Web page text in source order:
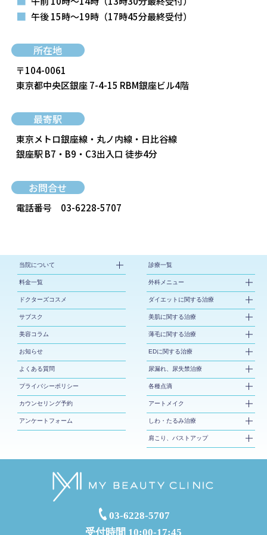
■ 午後 15時～19時 （17時45分最終受付）
所在地
〒104-0061
東京都中央区銀座 7-4-15 RBM銀座ビル4階
最寄駅
東京メトロ銀座線・丸ノ内線・日比谷線
銀座駅 B7・B9・C3出入口 徒歩4分
お問合せ
電話番号 03-6228-5707
当院について
料金一覧
ドクターズコスメ
サブスク
美容コラム
お知らせ
よくある質問
プライバシーポリシー
カウンセリング予約
アンケートフォーム
診療一覧
外科メニュー
ダイエットに関する治療
美肌に関する治療
薄毛に関する治療
EDに関する治療
尿漏れ、尿失禁治療
各種点滴
アートメイク
しわ・たるみ治療
肩こり、バストアップ
03-6228-5707
受付時間 10:00-17:45